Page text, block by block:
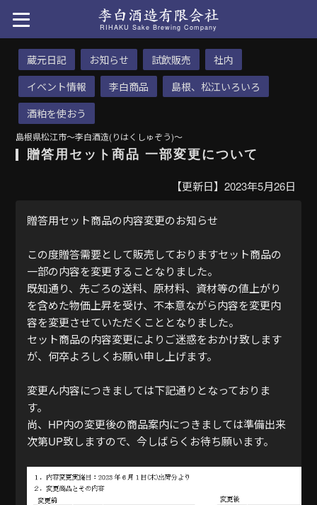
RIHAKU Sake Brewing Company
蔵元日記 お知らせ 試飲販売
社内
イベント情報
李白商品
島根、松江いろいろ
酒粕を使おう
島根県松江市〜李白酒造(りはくしゅぞう)〜
贈答用セット商品 一部変更について
【更新日】2023年5月26日
贈答用セット商品の内容変更のお知らせ
この度贈答需要として販売しておりますセット商品の
一部の内容を変更することなりました。
既知通り、先ごろの送料、原材料、資材等の値上がり
を含めた物価上昇を受け、不本意ながら内容を変更内
容を変更させていただくこととなりました。
セット商品の内容変更によりご迷惑をおかけ致します
が、何卒よろしくお願い申し上げます。
変更ん内容につきましては下記通りとなっておりま
す。
尚、HP内の変更後の商品案内につきましては準備出来
次第UP致しますので、今しばらくお待ち願います。